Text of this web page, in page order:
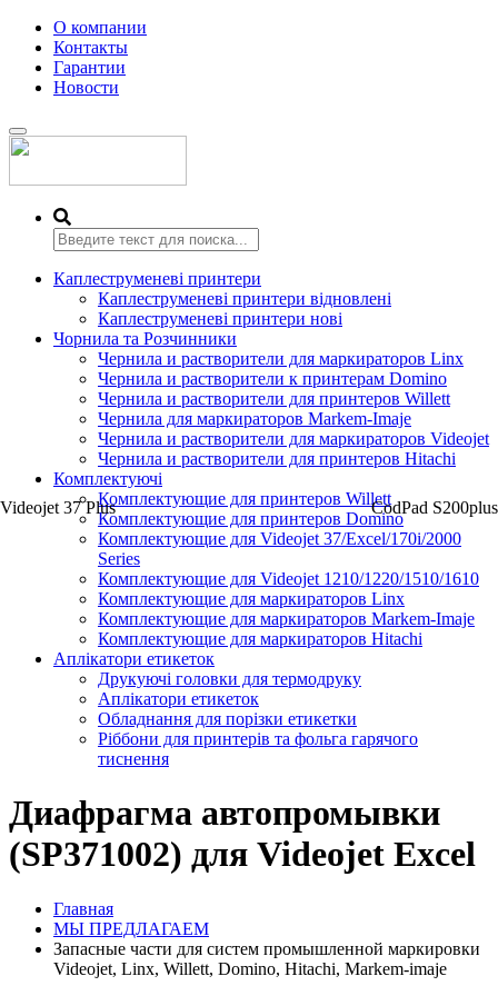
О компании
Контакты
Гарантии
Новости
Переключить
навигацию
Каплеструменеві принтери
Каплеструменеві принтери відновлені
Каплеструменеві принтери нові
Чорнила та Розчинники
Чернила и растворители для маркираторов Linx
Чернила и растворители к принтерам Domino
Чернила и растворители для принтеров Willett
Чернила для маркираторов Markem-Imaje
Чернила и растворители для маркираторов Videojet
Чернила и растворители для принтеров Hitachi
Комплектуючі
Комплектующие для принтеров Willett
Комплектующие для принтеров Domino
Комплектующие для Videojet 37/Excel/170i/2000
Series
Комплектующие для Videojet 1210/1220/1510/1610
Комплектующие для маркираторов Linx
Комплектующие для маркираторов Markem-Imaje
Комплектующие для маркираторов Hitachi
Аплікатори етикеток
Друкуючі головки для термодруку
Аплікатори етикеток
Обладнання для порізки етикетки
Ріббони для принтерів та фольга гарячого
тиснення
Диафрагма автопромывки
(SP371002) для Videojet Excel
Главная
МЫ ПРЕДЛАГАЕМ
Запасные части для систем промышленной маркировки
Videojet, Linx, Willett, Domino, Hitachi, Markem-imaje
Videojet 37 Plus CodPad S200plus